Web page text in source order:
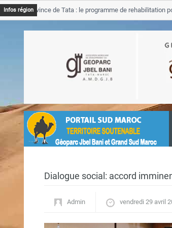
Infos région
Province de Tata : le programme de rehabilitation post-
Dialogue social: accord
Admin vendredi 29 avril